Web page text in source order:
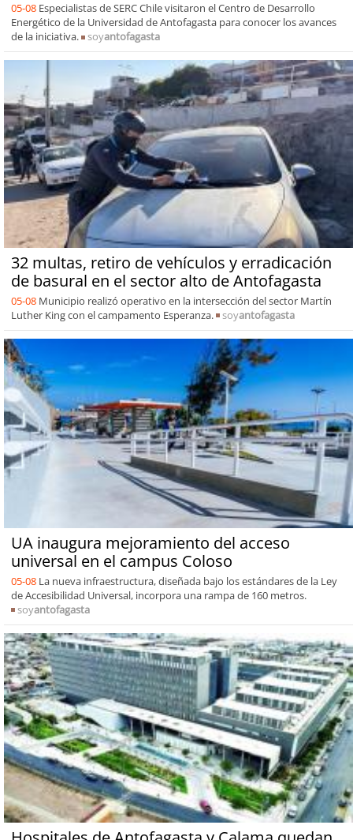
05-08 Especialistas de SERC Chile visitaron el Centro de Desarrollo
Energético de la Universidad de Antofagasta para conocer los avances
de la iniciativa.
soyantofagasta
32 multas, retiro de vehículos y erradicación
de basural en el sector alto de Antofagasta
05-08 Municipio realizó operativo en la intersección del sector Martín
Luther King con el campamento Esperanza.
soyantofagasta
UA inaugura mejoramiento del acceso
universal en el campus Coloso
05-08 La nueva infraestructura, diseñada bajo los estándares de la Ley
de Accesibilidad Universal, incorpora una rampa de 160 metros.
soyantofagasta